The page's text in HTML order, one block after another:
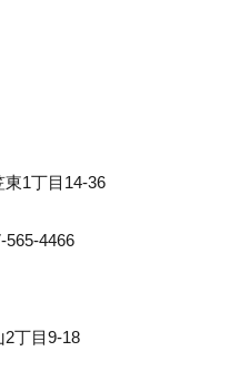
1丁目14-36
4466
丁目9-18